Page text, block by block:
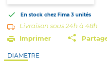
 En stock chez Fima 3 unités
Livraison sous 24h à 48h
Imprimer
DIAMETRE